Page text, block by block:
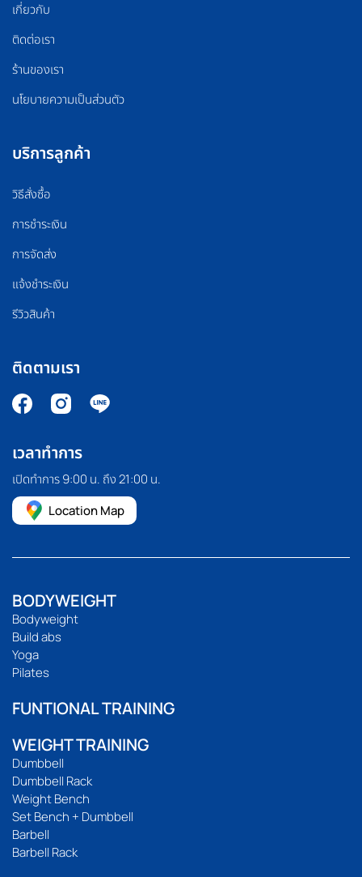
เกี่ยวกับ
ติดต่อเรา
ร้านของเรา
นโยบายความเป็นส่วนตัว
บริการลูกค้า
วิธีสั่งซื้อ
การชำระเงิน
การจัดส่ง
แจ้งชำระเงิน
รีวิวสินค้า
ติดตามเรา
เวลาทำการ
เปิดทำการ 9:00 น. ถึง 21:00 น.
Location Map
BODYWEIGHT
Bodyweight
Build abs
Yoga
Pilates
FUNTIONAL TRAINING
WEIGHT TRAINING
Dumbbell
Dumbbell Rack
Weight Bench
Set Bench + Dumbbell
Barbell
Barbell Rack